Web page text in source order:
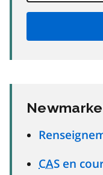
CAS en